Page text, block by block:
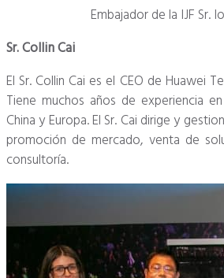
Embajador de la IJF Sr.
Sr. Collin Cai
El Sr. Collin Cai es el CEO de Huawei
Tiene muchos años de experiencia
China y Europa.El Sr. Cai dirige y
promoción de mercado, venta de
consultoría.